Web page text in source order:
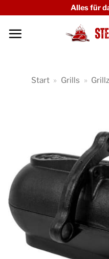
springen
Alles für
Start » Grills »